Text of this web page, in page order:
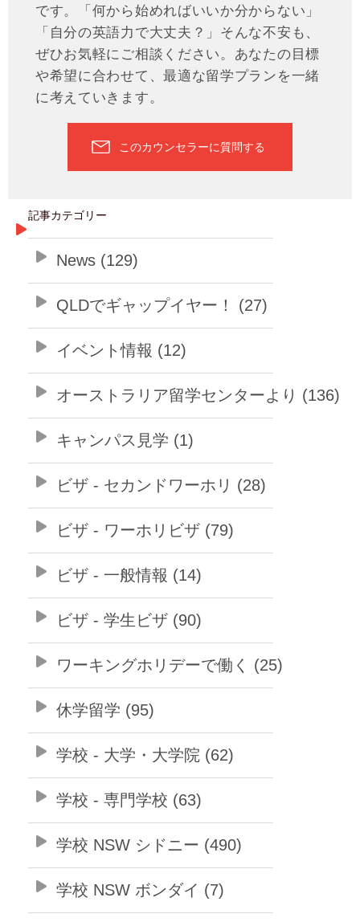
です。「何から始めればいいか分からない」
「自分の英語力で大丈夫？」そんな不安も、
ぜひお気軽にご相談ください。あなたの目標
や希望に合わせて、最適な留学プランを一緒
に考えていきます。
このカウンセラーに質問する
記事カテゴリー
News (129)
QLDでギャップイヤー！ (27)
イベント情報 (12)
オーストラリア留学センターより (136)
キャンパス見学 (1)
ビザ - セカンドワーホリ (28)
ビザ - ワーホリビザ (79)
ビザ - 一般情報 (14)
ビザ - 学生ビザ (90)
ワーキングホリデーで働く (25)
休学留学 (95)
学校 - 大学・大学院 (62)
学校 - 専門学校 (63)
学校 NSW シドニー (490)
学校 NSW ボンダイ (7)